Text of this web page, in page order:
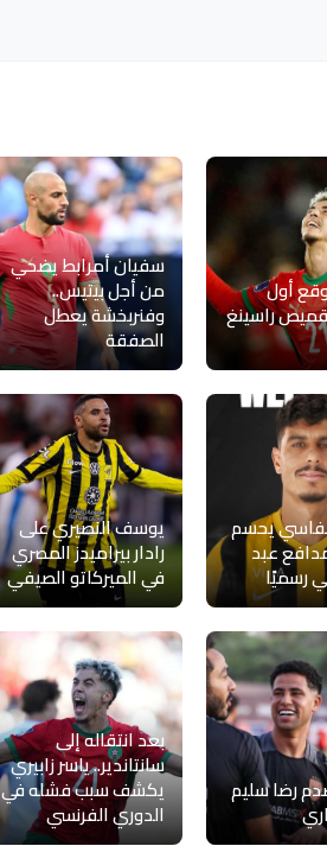
أول
راسينغ
سفيان أمرابط يضحي
من أجل بيتيس..
وفنربخشة يعطل
الصفقة
يحسم
عبد
رسميًا
يوسف النصيري على
رادار بيراميدز المصري
في الميركاتو الصيفي
رضا سليم
بعد انتقاله إلى
سانتاندير.. ياسر زابيري
يكشف سبب فشله في
الدوري الفرنسي